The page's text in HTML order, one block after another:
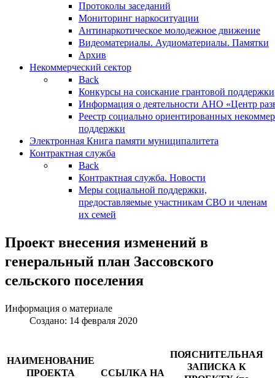
Протоколы заседаний
Мониторинг наркоситуации
Антинаркотическое молодежное движение
Видеоматериалы. Аудиоматериалы. Памятки
Архив
Некоммерческий сектор
Back
Конкурсы на соискание грантовой поддержки
Информация о деятельности АНО «Центр
Реестр социально ориентированных
поддержки
Электронная Книга памяти муниципалитета
Контрактная служба
Back
Контрактная служба. Новости
Меры социальной поддержки,
предоставляемые участникам СВО и членам
их семей
Проект внесения изменений в
генеральный план Зассовского
сельского поселения
Информация о материале
Создано: 14 февраля 2020
НАИМЕНОВАНИЕ
ПРОЕКТА
ССЫЛКА НА
ПОЯСНИТЕЛЬНАЯ
ЗАПИСКА К